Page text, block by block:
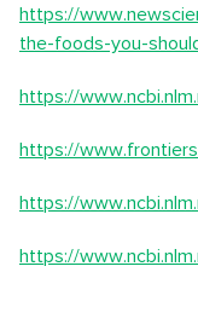
https://
the-foods-you-
https://
https://
https://
https://